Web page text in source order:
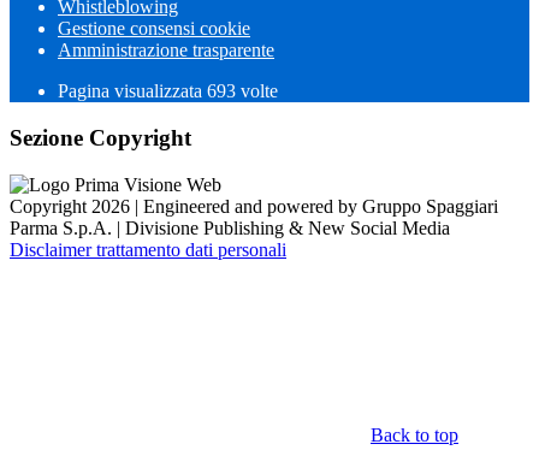
Whistleblowing
Gestione consensi cookie
Amministrazione trasparente
Pagina visualizzata 693 volte
Sezione Copyright
Copyright 2026 | Engineered and powered by Gruppo Spaggiari
Parma S.p.A. | Divisione Publishing & New Social Media
Disclaimer trattamento dati personali
Back to top